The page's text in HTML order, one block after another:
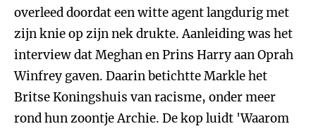
overleed doordat een witte agent langdurig met
zijn knie op zijn nek drukte. Aanleiding was het
interview dat Meghan en Prins Harry aan Oprah
Winfrey gaven. Daarin betichtte Markle het
Britse Koningshuis van racisme, onder meer
rond hun zoontje Archie. De kop luidt 'Waarom